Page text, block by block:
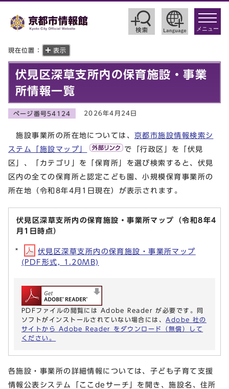
toggle
メニュー
現在位置： 表示
伏見区深草支所内の保育施設・事業
所情報一覧
ページ番号54124 2026年4月24日
施設事業所の所在地については、京都市施設情報検索シ
ステム「施設マップ」
で「行政区」を「伏見
区」、「カテゴリ」を「保育所」を選び検索すると、伏見
区内の全ての保育所と認定こども園、小規模保育事業所の
所在地（令和8年4月1日現在）が表示されます。
伏見区深草支所内の保育施設・事業所マップ（令和8年4
月1日時点）
伏見区深草支所内の保育施設・事業所マップ
(PDF形式, 1.20MB)
PDFファイルの閲覧には Adobe Reader が必要です。同
ソフトがインストールされていない場合には、 Adobe 社の
サイトから Adobe Reader をダウンロード（無償）して
ください。
各施設・事業所の詳細情報については、子ども子育て支援
情報公表システム「ここdeサーチ」を開き、施設名、住所